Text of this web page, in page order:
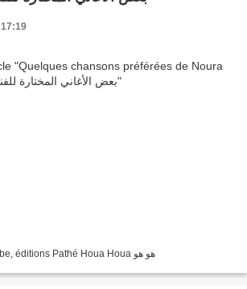
éditions : la voix du globe, éditions Pathé Houa Houa هو هو